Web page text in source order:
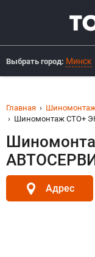
Выбрать город: Минск
Главная
Шиномонтаж СТО+
Адрес